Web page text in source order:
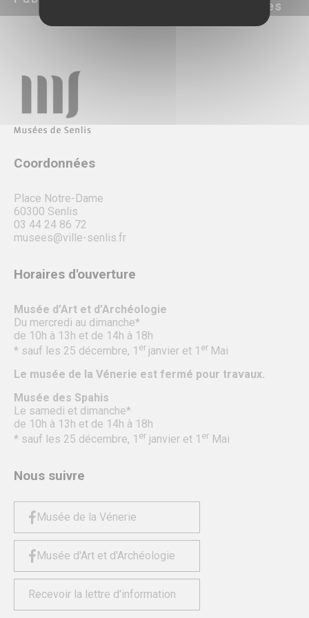
documentaires
Coordonnées
Place Notre-Dame
60300 Senlis
03 44 24 86 72
musees@ville-senlis.fr
Horaires d'ouverture
Musée d’Art et d’Archéologie
Du mercredi au dimanche*
de 10h à 13h et de 14h à 18h
* sauf les 25 décembre, 1 er janvier et 1 er Mai
Le musée de la Vénerie est fermé pour travaux.
Musée des Spahis
Le samedi et dimanche*
de 10h à 13h et de 14h à 18h
* sauf les 25 décembre, 1 er janvier et 1 er Mai
Nous suivre
Musée de la Vénerie
Musée d'Art et d'Archéologie
Recevoir la lettre d'information